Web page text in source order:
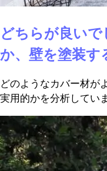
どちらが良い
か、壁を塗装す
どのようなカバー材が
実用的かを分析してい